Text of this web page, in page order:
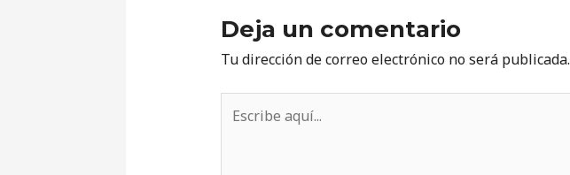
Deja un comentario
Tu dirección de correo electrónico no será publicada.
aquí...